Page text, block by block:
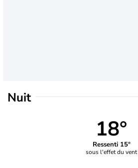
Nuit
18°
Ressenti 15°
sous l'effet du vent